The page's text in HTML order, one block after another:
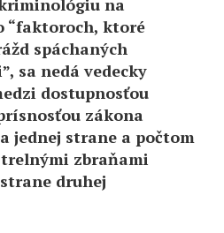
na
“faktoroch, ktoré
spáchaných
sa nedá vedecky
dostupnosťou
zákona
jednej strane a počtom
zbraňami
druhej